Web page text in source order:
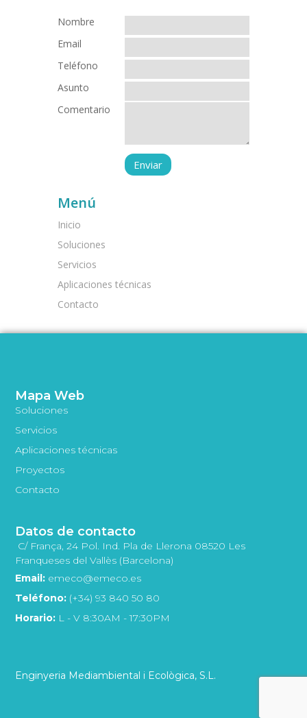
Nombre
Email
Teléfono
Asunto
Comentario
Menú
Inicio
Soluciones
Servicios
Aplicaciones técnicas
Contacto
Enginyeria Mediambiental i Ecològica, S.L.
Mapa Web
Soluciones
Servicios
Aplicaciones técnicas
Proyectos
Contacto
Datos de contacto
C/ França, 24 Pol. Ind. Pla de Llerona 08520 Les
Franqueses del Vallès (Barcelona)
Email: emeco@emeco.es
Teléfono: (+34) 93 840 50 80
Horario: L - V 8:30AM - 17:30PM